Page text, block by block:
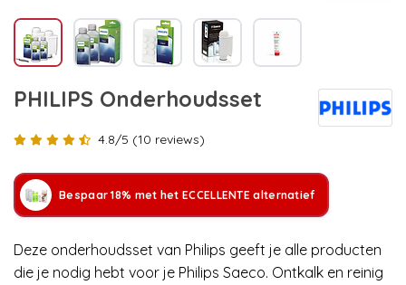
PHILIPS Onderhoudsset
4.8/5 (10 reviews)
Bespaar 18% met het ECCELLENTE alternatief
Deze onderhoudsset van Philips geeft je alle producten
die je nodig hebt voor je Philips Saeco. Ontkalk en reinig